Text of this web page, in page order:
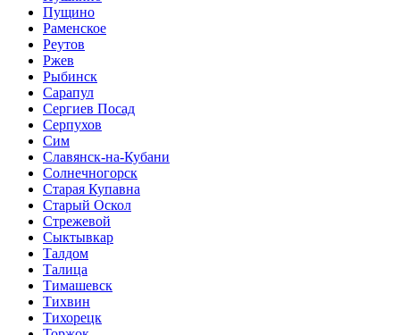
Пущино
Раменское
Реутов
Ржев
Рыбинск
Сарапул
Сергиев Посад
Серпухов
Сим
Славянск-на-Кубани
Солнечногорск
Старая Купавна
Старый Оскол
Стрежевой
Сыктывкар
Талдом
Талица
Тимашевск
Тихвин
Тихорецк